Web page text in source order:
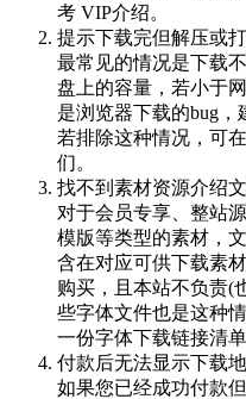
考 VIP介绍。
提示下载完但解压或
最常见的情况是下载
盘上的容量，若小于
是浏览器下载的bug，
若排除这种情况，可
们。
找不到素材资源介绍
对于会员专享、整站
模版等类型的素材，
含在对应可供下载素
购买，且本站不负责(
些字体文件也是这种
一份字体下载链接清单
付款后无法显示下载
如果您已经成功付款